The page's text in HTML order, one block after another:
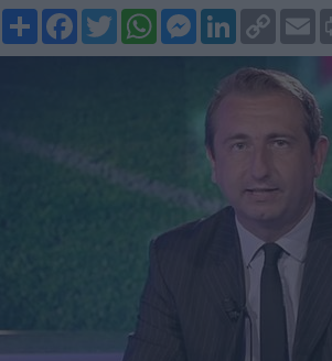
ShareFacebookTwitterWhatsAppMessenger
LinkedIn
Copy
Link
Email